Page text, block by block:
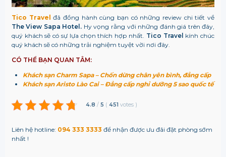
Tico Travel
đã đồng hành cùng bạn có những review chi tiết về
The View Sapa Hotel. Hy vọng rằng với những đánh giá trên đây,
quý khách sẽ có sự lựa chọn thích hợp nhất. Tico Travel kính chúc
quý khách sẽ có những trải nghiệm tuyệt vời nơi đây.
CÓ THỂ BẠN QUAN TÂM:
Khách sạn Charm Sapa – Chốn dừng chân yên bình, đẳng cấp
Khách sạn Aristo Lào Cai – Đẳng cấp nghỉ dưỡng 5 sao quốc tế
4.8 / 5 ( 451 votes )
Liên hệ hotline: 094 333 3333 để nhận được ưu đãi đặt phòng sớm
nhất !